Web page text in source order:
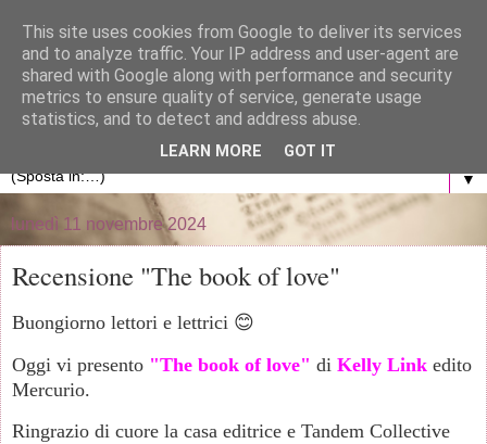
La libreria di Anna
Blog personale dedicato al mondo dei libri
▼
lunedì 11 novembre 2024
Recensione "The book of love"
Buongiorno lettori e lettrici 😊
Oggi vi presento "The book of love" di Kelly Link edito
Mercurio.
Ringrazio di cuore la casa editrice e Tandem Collective
This site uses cookies from Google to deliver its services
and to analyze traffic. Your IP address and user-agent are
shared with Google along with performance and security
metrics to ensure quality of service, generate usage
statistics, and to detect and address abuse.
LEARN MORE GOT IT